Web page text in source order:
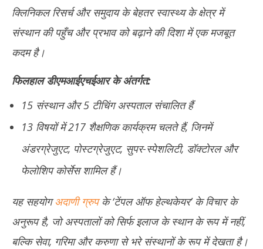
क्लिनिकल रिसर्च और समुदाय के बेहतर स्वास्थ्य के क्षेत्र में
संस्थान की पहुँच और प्रभाव को बढ़ाने की दिशा में एक मजबूत
कदम है।
फिलहाल डीएमआईएचईआर के अंतर्गत:
15 संस्थान और 5 टीचिंग अस्पताल संचालित हैं
13 विषयों में 217 शैक्षणिक कार्यक्रम चलते हैं, जिनमें
अंडरग्रेजुएट, पोस्टग्रेजुएट, सुपर-स्पेशलिटी, डॉक्टोरल और
फेलोशिप कोर्सेस शामिल हैं।
यह सहयोगअदाणी ग्रुपके ‘टेंपल ऑफ हेल्थकेयर’ के विचार के
अनुरूप है, जो अस्पतालों को सिर्फ इलाज के स्थान के रूप में नहीं,
बल्कि सेवा, गरिमा और करुणा से भरे संस्थानों के रूप में देखता है।